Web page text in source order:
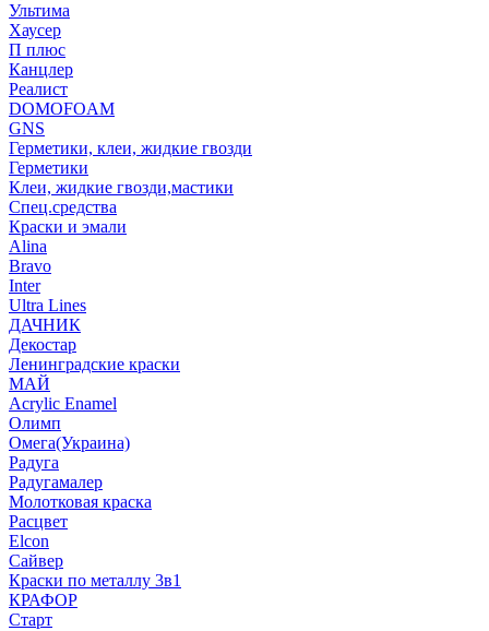
Ультима
Хаусер
П плюс
Канцлер
Реалист
DOMOFOAM
GNS
Герметики, клеи, жидкие гвозди
Герметики
Клеи, жидкие гвозди,мастики
Спец.средства
Краски и эмали
Alina
Bravo
Inter
Ultra Lines
ДАЧНИК
Декостар
Ленинградские краски
МАЙ
Acrylic Enamel
Олимп
Омега(Украина)
Радуга
Радугамалер
Молотковая краска
Расцвет
Elcon
Сайвер
Краски по металлу 3в1
КРАФОР
Старт